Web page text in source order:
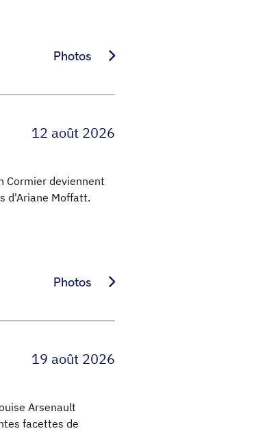
Photos
12 août 2026
Cormier deviennent
d'Ariane Moffatt.
Photos
19 août 2026
Arsenault
facettes de